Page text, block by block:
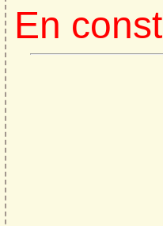
En